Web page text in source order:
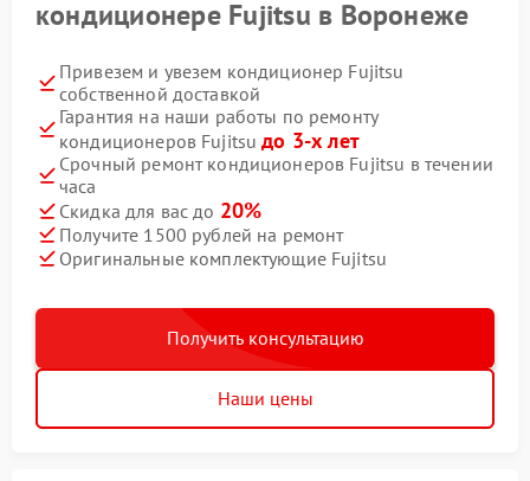
кондиционере Fujitsu в Воронеже
Привезем и увезем кондиционер Fujitsu
собственной доставкой
Гарантия на наши работы по ремонту
кондиционеров Fujitsuдо 3-х лет
Срочный ремонт кондиционеров Fujitsu в течении
часа
Скидка для вас до 20%
Получите 1500 рублей на ремонт
Оригинальные комплектующие Fujitsu
Получить консультацию
Наши цены